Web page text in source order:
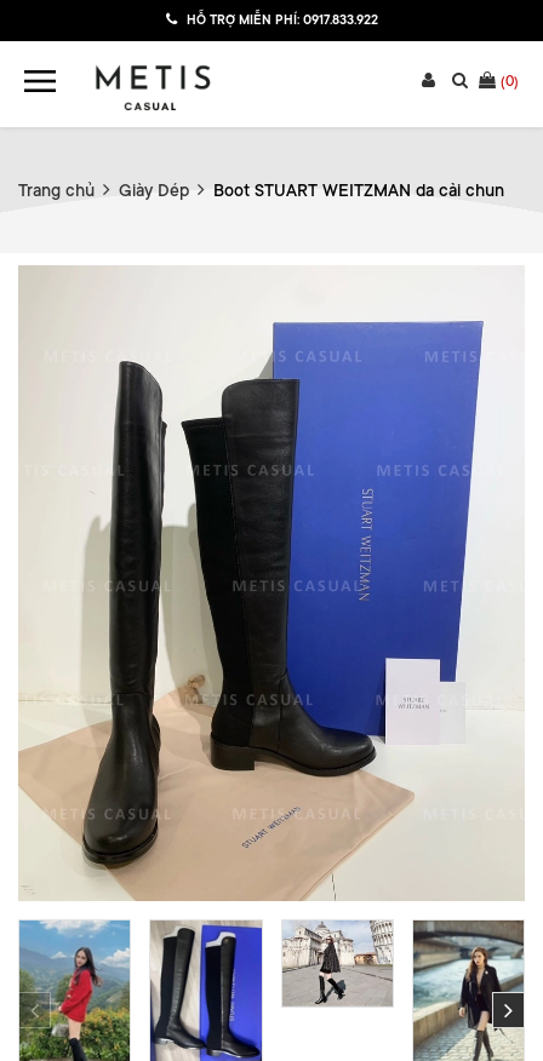
HỖ TRỢ MIỄN PHÍ: 0917.833.922
(0)
Trang chủ Giày Dép Boot STUART WEITZMAN da cải chun